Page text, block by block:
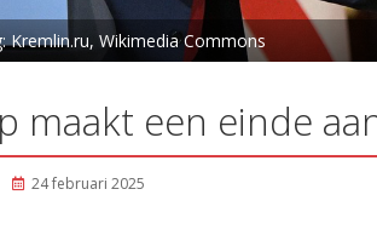
Kremlin.ru, Wikimedia Commons
maakt een einde
24 februari 2025